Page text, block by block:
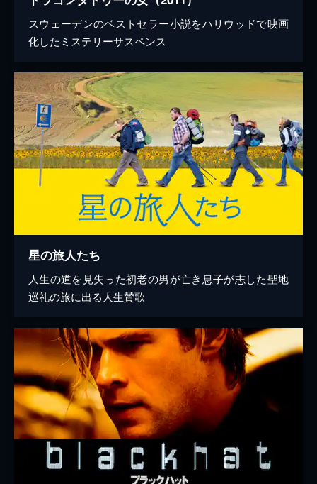
スウェーデンのベストセラー小説をハリウッドで映画
化したミステリーサスペンス
星の旅人たち
人生の道を見失った初老の男が亡き息子が志した聖地
巡礼の旅に出る人生賛歌